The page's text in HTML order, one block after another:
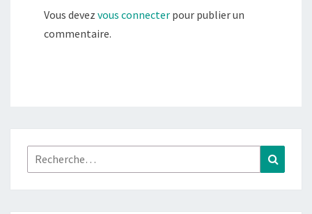
Vous devez vous connecter pour publier un
commentaire.
Rechercher :